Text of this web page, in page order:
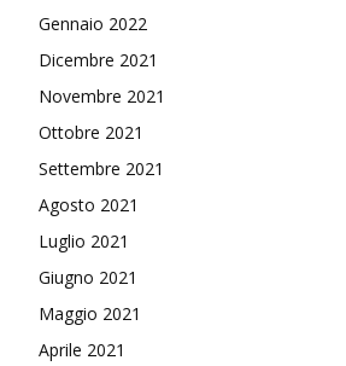
Gennaio 2022
Dicembre 2021
Novembre 2021
Ottobre 2021
Settembre 2021
Agosto 2021
Luglio 2021
Giugno 2021
Maggio 2021
Aprile 2021